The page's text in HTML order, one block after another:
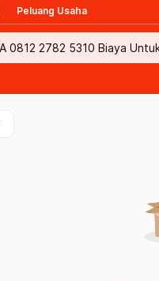
Peluang Usaha